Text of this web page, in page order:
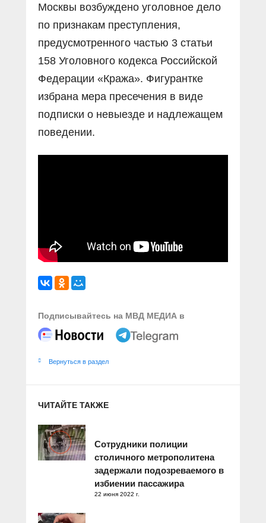
Москвы возбуждено уголовное дело
по признакам преступления,
предусмотренного частью 3 статьи
158 Уголовного кодекса Российской
Федерации «Кража». Фигурантке
избрана мера пресечения в виде
подписки о невыезде и надлежащем
поведении.
Подписывайтесь на МВД МЕДИА в
Вернуться в раздел
ЧИТАЙТЕ ТАКЖЕ
Сотрудники полиции
столичного метрополитена
задержали подозреваемого в
избиении пассажира
22 июня 2022 г.